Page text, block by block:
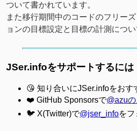
ついて書かれています。
また移行期間中のコードのフリー
ョンの目標設定と目標の計測につ
JSer.infoをサポートするには
😘 知り合いにJSer.infoをおす
❤️ GitHub Sponsorsで@azu
🐦 X(Twitter)で@jser_infoを